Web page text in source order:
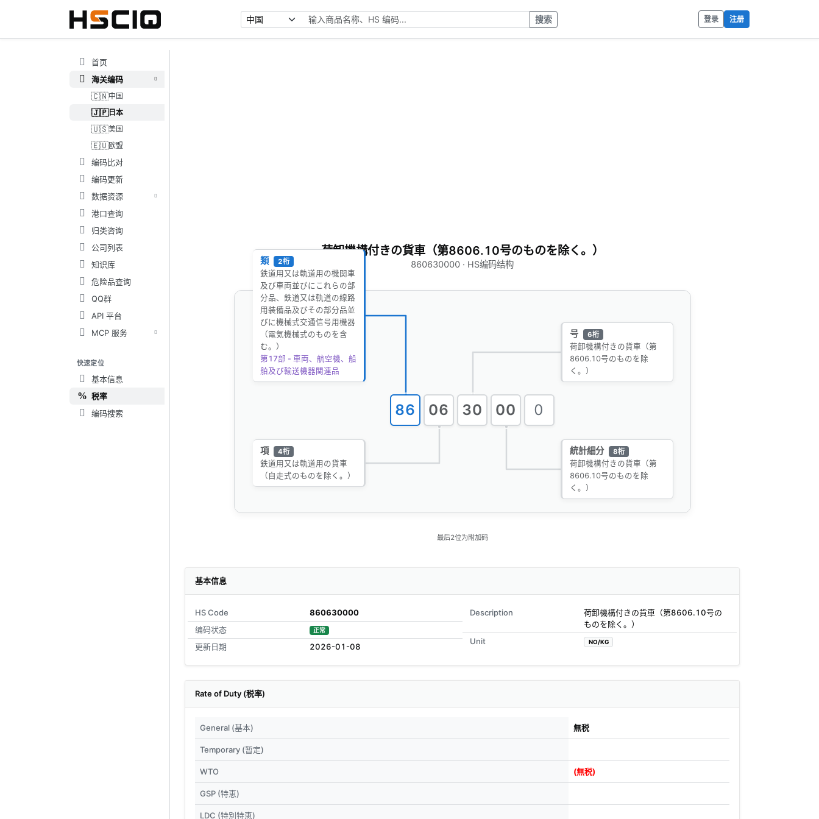
搜索 登录 注册
首页
海关编码
🇨🇳中国
🇯🇵日本
🇺🇸美国
🇪🇺欧盟
编码比对
编码更新
数据资源
港口查询
归类咨询
公司列表
知识库
危险品查询
QQ群
API 平台
MCP 服务
快速定位
基本信息
税率
编码搜索
荷卸機構付きの貨車（第8606.10号のものを除く。）
860630000 · HS编码结构
86 06 30 00 0
類 2桁
鉄道用又は軌道用の機関車
及び車両並びにこれらの部
分品、鉄道又は軌道の線路
用装備品及びその部分品並
びに機械式交通信号用機器
（電気機械式のものを含
む。）
第17部 - 車両、航空機、船
舶及び輸送機器関連品
項 4桁
鉄道用又は軌道用の貨車
（自走式のものを除く。）
号 6桁
荷卸機構付きの貨車（第
8606.10号のものを除
く。）
統計細分 8桁
荷卸機構付きの貨車（第
8606.10号のものを除
く。）
最后2位为附加码
基本信息
HS Code
860630000
编码状态
正常
更新日期 2026-01-08
Description
荷卸機構付きの貨車（第8606.10号の
ものを除く。）
Unit
NO/KG
Rate of Duty (税率)
General (基本) 無税
Temporary (暂定)
WTO (無税)
GSP (特恵)
LDC (特別特恵)